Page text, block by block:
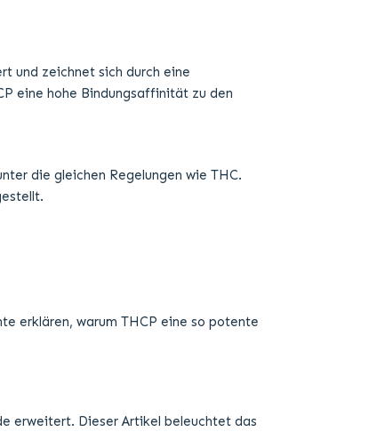
erklären, warum THCP eine so potente
erweitert. Dieser Artikel beleuchtet das
und zeichnet sich durch eine